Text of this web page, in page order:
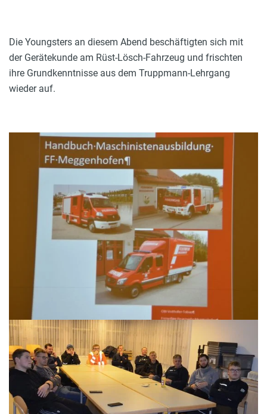
Die Youngsters an diesem Abend beschäftigten sich mit
der Gerätekunde am Rüst-Lösch-Fahrzeug und frischten
ihre Grundkenntnisse aus dem Truppmann-Lehrgang
wieder auf.